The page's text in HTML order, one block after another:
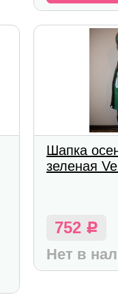
Шапка
зеленая
752 Р
Нет в